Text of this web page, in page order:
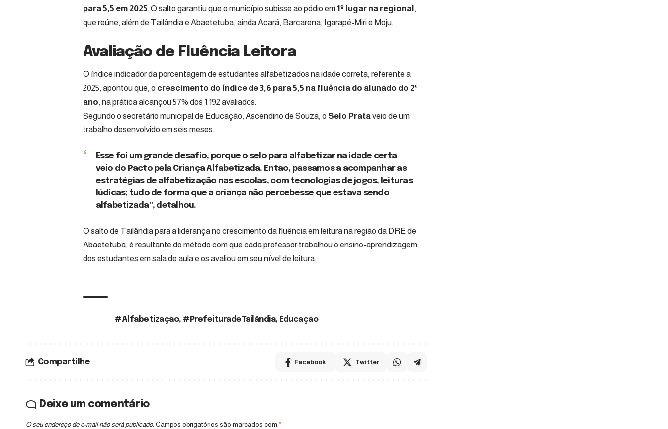
para 5,5 em 2025. O salto garantiu que o município subisse ao pódio em1º lugar na regional,
que reúne, além de Tailândia e Abaetetuba, ainda Acará, Barcarena, Igarapé-Miri e Moju.
Avaliação de Fluência Leitora
O índice indicador da porcentagem de estudantes alfabetizados na idade correta, referente a
2025, apontou que, o crescimento do índice de 3,6 para 5,5 na fluência do alunado do 2º
ano, na prática alcançou 57% dos 1.192 avaliados.
Segundo o secretário municipal de Educação, Ascendino de Souza, o Selo Prataveio de um
trabalho desenvolvido em seis meses.
Esse foi um grande desafio, porque o selo para alfabetizar na idade certa
veio do Pacto pela Criança Alfabetizada. Então, passamos a acompanhar as
estratégias de alfabetização nas escolas, com tecnologias de jogos, leituras
lúdicas; tudo de forma que a criança não percebesse que estava sendo
alfabetizada”, detalhou.
O salto de Tailândia para a liderança no crescimento da fluência em leitura na região da DRE de
Abaetetuba, é resultante do método com que cada professor trabalhou o ensino-aprendizagem
dos estudantes em sala de aula e os avaliou em seu nível de leitura.
#Alfabetização, #PrefeituradeTailândia, Educação
Compartilhe Facebook Twitter
Deixe um comentário
O seu endereço de e-mail não será publicado. Campos obrigatórios são marcados com *